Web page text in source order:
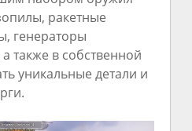
ракетные
генераторы
также в собственной
уникальные детали и